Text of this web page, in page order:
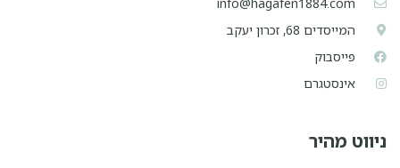
המייסדים 68, זכרון יעקב
פייסבוק
אינסטגרם
ניווט מהיר